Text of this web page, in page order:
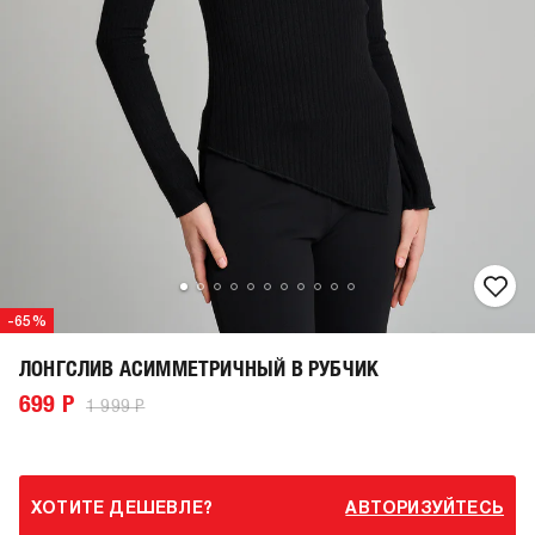
-65%
ЛОНГСЛИВ АСИММЕТРИЧНЫЙ В РУБЧИК
699 Р 1 999 Р
ХОТИТЕ ДЕШЕВЛЕ? АВТОРИЗУЙТЕСЬ